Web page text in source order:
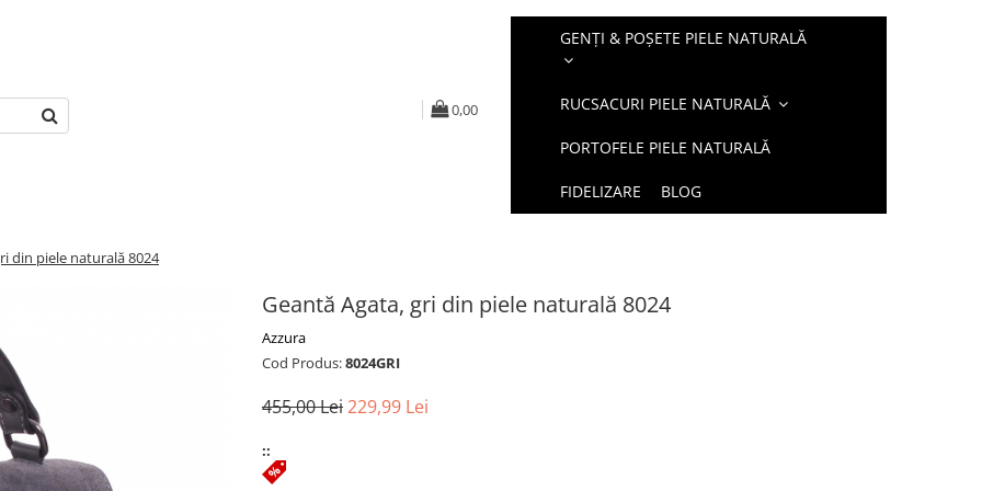
0,00
GENȚI & POȘETE PIELE NATURALĂ
RUCSACURI PIELE NATURALĂ
PORTOFELE PIELE NATURALĂ
FIDELIZARE BLOG
din piele naturală 8024
Geantă Agata, gri din piele naturală 8024
Azzura
Cod Produs:8024GRI
455,00 Lei229,99 Lei
::